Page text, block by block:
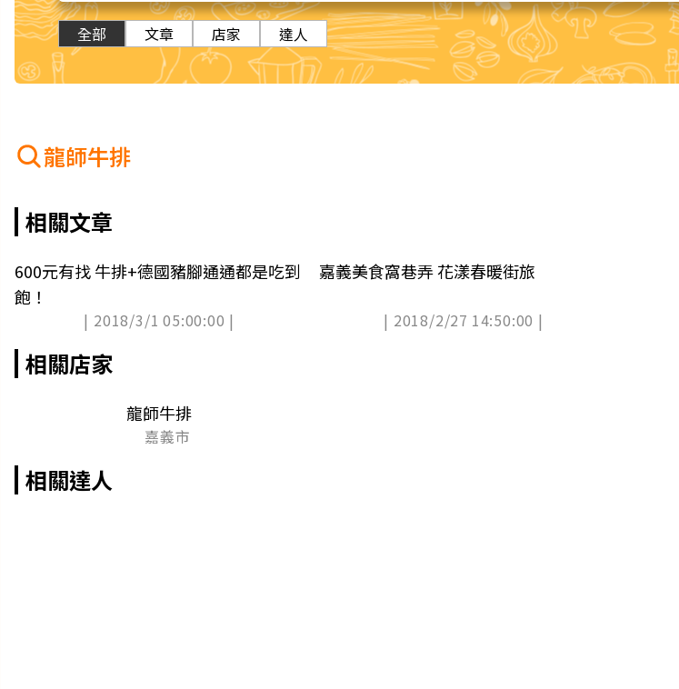
全部 文章 店家 達人
龍師牛排
相關文章
600元有找 牛排+德國豬腳通通都是吃到
飽！
| 2018/3/1 05:00:00 |
嘉義美食窩巷弄 花漾春暖街旅
| 2018/2/27 14:50:00 |
相關店家
龍師牛排
嘉義市
相關達人